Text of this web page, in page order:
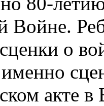
Войне.
о
акте в